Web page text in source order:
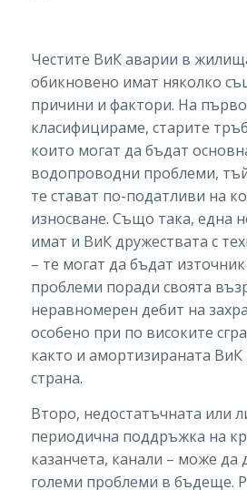
Честите ВиК аварии в
обикновено имат няколко
причини и фактори. На
класифицираме, старите
които могат да бъдат
водопроводни проблеми,
те стават по-податливи на
износване. Също така, една
имат и ВиК дружествата с
– те могат да бъдат
проблеми поради своята
неравномерен дебит на
особено при по високите
както и амортизираната
страна.
Второ, недостатъчната или
периодична поддръжка на
казанчета, канали – може да
големи проблеми в бъдеще.